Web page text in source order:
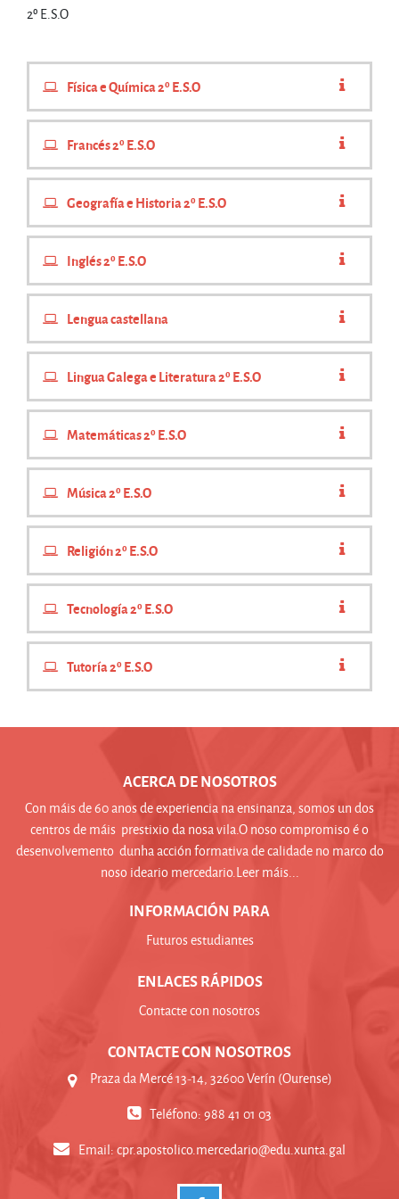
2º E.S.O
Física e Química 2º E.S.O
Francés 2º E.S.O
Geografía e Historia 2º E.S.O
Inglés 2º E.S.O
Lengua castellana
Lingua Galega e Literatura 2º E.S.O
Matemáticas 2º E.S.O
Música 2º E.S.O
Religión 2º E.S.O
Tecnología 2º E.S.O
Tutoría 2º E.S.O
ACERCA DE NOSOTROS
Con máis de 60 anos de experiencia na ensinanza, somos un dos
centros de máis prestixio da nosa vila.O noso compromiso é o
desenvolvemento dunha acción formativa de calidade no marco do
noso ideario mercedario.Leer máis...
INFORMACIÓN PARA
Futuros estudiantes
ENLACES RÁPIDOS
Contacte con nosotros
CONTACTE CON NOSOTROS
Praza da Mercé 13-14, 32600 Verín (Ourense)
Teléfono: 988 41 01 03
Email:cpr.apostolico.mercedario@edu.xunta.gal